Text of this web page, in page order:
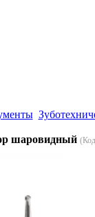
шаровидный